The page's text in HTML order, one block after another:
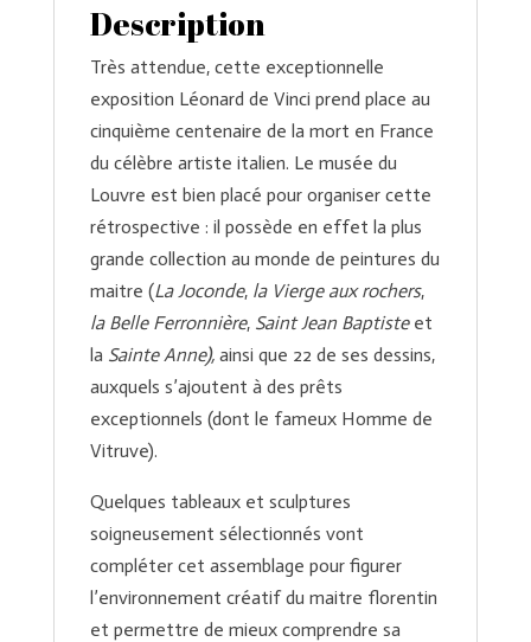
Description
Très attendue, cette exceptionnelle
exposition Léonard de Vinci prend place au
cinquième centenaire de la mort en France
du célèbre artiste italien. Le musée du
Louvre est bien placé pour organiser cette
rétrospective : il possède en effet la plus
grande collection au monde de peintures du
maitre (La Joconde, la Vierge aux rochers,
la Belle Ferronnière, Saint Jean Baptisteet
la Sainte Anne), ainsi que 22 de ses dessins,
auxquels s’ajoutent à des prêts
exceptionnels (dont le fameux Homme de
Vitruve).
Quelques tableaux et sculptures
soigneusement sélectionnés vont
compléter cet assemblage pour figurer
l’environnement créatif du maitre florentin
et permettre de mieux comprendre sa